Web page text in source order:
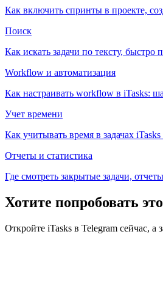
Как включить спринты в проекте,
Поиск
Как искать задачи по тексту,
Workflow и автоматизация
Как настраивать workflow в iTasks:
Учет времени
Как учитывать время в задачах
Отчеты и статистика
Где смотреть закрытые задачи,
Хотите попробовать
Откройте iTasks в Telegram сейчас, а